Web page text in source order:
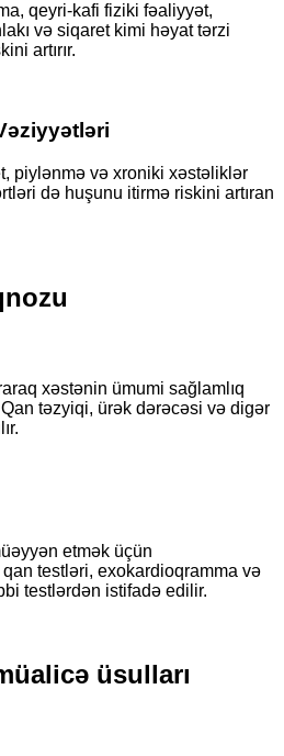
qeyri-kafi fiziki fəaliyyət,
və siqaret kimi həyat tərzi
artırır.
piylənmə və xroniki xəstəliklər
də huşunu itirmə riskini artıran
xəstənin ümumi sağlamlıq
təzyiqi, ürək dərəcəsi və digər
etmək üçün
testləri, exokardioqramma və
testlərdən istifadə edilir.
üsulları